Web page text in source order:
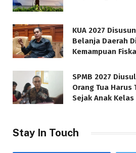
KUA 2027
Belanja Daerah
Kemampuan
SPMB 2027
Orang Tua Harus
Sejak Anak Kelas
Stay In Touch